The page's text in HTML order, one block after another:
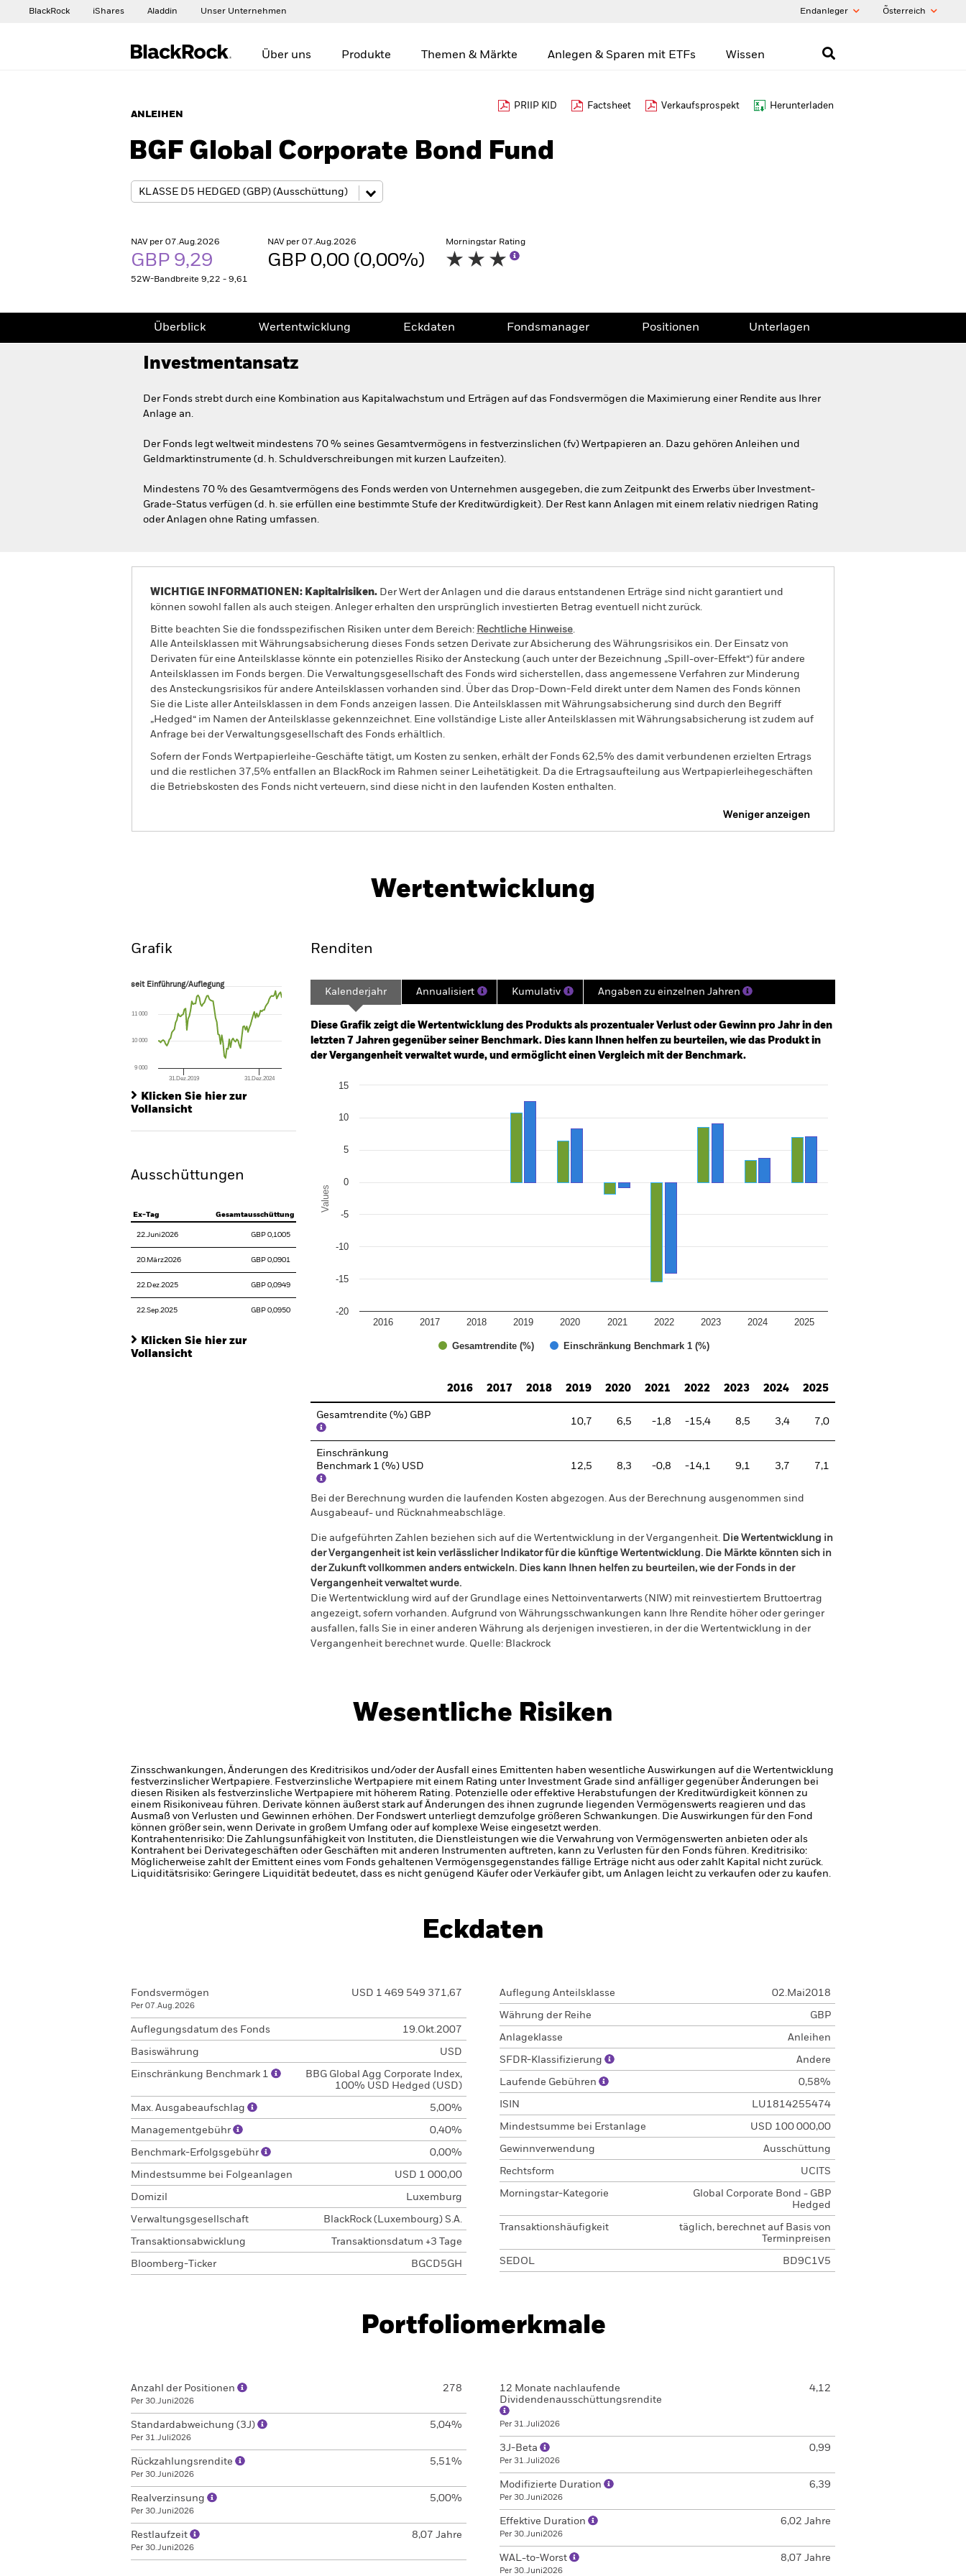
BlackRock iShares Aladdin Unser Unternehmen Endanleger Õsterreich
Über uns Produkte Themen & Märkte Anlegen & Sparen mit ETFs Wissen
ANLEIHEN
PRIIP KID Factsheet Verkaufsprospekt Herunterladen
BGF Global Corporate Bond Fund
NAV per 07.Aug.2026
GBP 9,29
52W-Bandbreite 9,22 - 9,61
NAV per 07.Aug.2026
GBP 0,00 (0,00%)
Morningstar Rating
Überblick Wertentwicklung Eckdaten Fondsmanager Positionen Unterlagen
Investmentansatz
Der Fonds strebt durch eine Kombination aus Kapitalwachstum und Erträgen auf das Fondsvermögen die Maximierung einer Rendite aus Ihrer
Anlage an.
Der Fonds legt weltweit mindestens 70 % seines Gesamtvermögens in festverzinslichen (fv) Wertpapieren an. Dazu gehören Anleihen und
Geldmarktinstrumente (d. h. Schuldverschreibungen mit kurzen Laufzeiten).
Mindestens 70 % des Gesamtvermögens des Fonds werden von Unternehmen ausgegeben, die zum Zeitpunkt des Erwerbs über Investment-
Grade-Status verfügen (d. h. sie erfüllen eine bestimmte Stufe der Kreditwürdigkeit). Der Rest kann Anlagen mit einem relativ niedrigen Rating
oder Anlagen ohne Rating umfassen.
WICHTIGE INFORMATIONEN: Kapitalrisiken. Der Wert der Anlagen und die daraus entstandenen Erträge sind nicht garantiert und
können sowohl fallen als auch steigen. Anleger erhalten den ursprünglich investierten Betrag eventuell nicht zurück.
Bitte beachten Sie die fondsspezifischen Risiken unter dem Bereich: Rechtliche Hinweise.
Alle Anteilsklassen mit Währungsabsicherung dieses Fonds setzen Derivate zur Absicherung des Währungsrisikos ein. Der Einsatz von
Derivaten für eine Anteilsklasse könnte ein potenzielles Risiko der Ansteckung (auch unter der Bezeichnung „Spill-over-Effekt“) für andere
Anteilsklassen im Fonds bergen. Die Verwaltungsgesellschaft des Fonds wird sicherstellen, dass angemessene Verfahren zur Minderung
des Ansteckungsrisikos für andere Anteilsklassen vorhanden sind. Über das Drop-Down-Feld direkt unter dem Namen des Fonds können
Sie die Liste aller Anteilsklassen in dem Fonds anzeigen lassen. Die Anteilsklassen mit Währungsabsicherung sind durch den Begriff
„Hedged“ im Namen der Anteilsklasse gekennzeichnet. Eine vollständige Liste aller Anteilsklassen mit Währungsabsicherung ist zudem auf
Anfrage bei der Verwaltungsgesellschaft des Fonds erhältlich.
Sofern der Fonds Wertpapierleihe-Geschäfte tätigt, um Kosten zu senken, erhält der Fonds 62,5% des damit verbundenen erzielten Ertrags
und die restlichen 37,5% entfallen an BlackRock im Rahmen seiner Leihetätigkeit. Da die Ertragsaufteilung aus Wertpapierleihegeschäften
die Betriebskosten des Fonds nicht verteuern, sind diese nicht in den laufenden Kosten enthalten.
Weniger anzeigen
Eckdaten Fondsmanager
Wertentwicklung
Grafik
seit Einführung/Auflegung
Line chart with 100 data points.
The chart has 1 X axis displaying Time. Range: 2018-04-01 00:00:00 to 2026-07-31 00:00:00.
The chart has 1 Y axis displaying values. Range: -10 to 20.
seit Einführung/Auflegung
31.Dez.2019 31.Dez.2024
9 000
10 000
11 000
Klicken Sie hier zur
Vollansicht
Ausschüttungen
Ex-Tag Gesamtausschüttung
22.Juni2026 GBP 0,1005
20.März2026 GBP 0,0901
22.Dez.2025 GBP 0,0949
22.Sep.2025 GBP 0,0950
Klicken Sie hier zur
Vollansicht
Renditen
Kalenderjahr Annualisiert Kumulativ Angaben zu einzelnen Jahren
Diese Grafik zeigt die Wertentwicklung des Produkts als prozentualer Verlust oder Gewinn pro Jahr in den
letzten 7 Jahren gegenüber seiner Benchmark. Dies kann Ihnen helfen zu beurteilen, wie das Produkt in
der Vergangenheit verwaltet wurde, und ermöglicht einen Vergleich mit der Benchmark.
Bar chart with 2 data series.
The chart has 1 Y axis displaying Values. Range: -20 to 15.
Values
Gesamtrendite (%) Einschränkung Benchmark 1 (%)
2016 2017 2018 2019 2020 2021 2022 2023 2024 2025
-20
-15
-10
-5
0
5
10
15
2016
2017 2018 2019 2020 2021 2022 2023 2024 2025
Gesamtrendite (%) GBP
10,7 6,5 -1,8 -15,4 8,5 3,4 7,0
Einschränkung
Benchmark 1 (%) USD
12,5 8,3 -0,8 -14,1 9,1 3,7 7,1
Bei der Berechnung wurden die laufenden Kosten abgezogen. Aus der Berechnung ausgenommen sind
Ausgabeauf- und Rücknahmeabschläge.
Die aufgeführten Zahlen beziehen sich auf die Wertentwicklung in der Vergangenheit. Die Wertentwicklung in
der Vergangenheit ist kein verlässlicher Indikator für die künftige Wertentwicklung. Die Märkte könnten sich in
der Zukunft vollkommen anders entwickeln. Dies kann Ihnen helfen zu beurteilen, wie der Fonds in der
Vergangenheit verwaltet wurde.
Die Wertentwicklung wird auf der Grundlage eines Nettoinventarwerts (NIW) mit reinvestiertem Bruttoertrag
angezeigt, sofern vorhanden. Aufgrund von Währungsschwankungen kann Ihre Rendite höher oder geringer
ausfallen, falls Sie in einer anderen Währung als derjenigen investieren, in der die Wertentwicklung in der
Vergangenheit berechnet wurde. Quelle: Blackrock
Wesentliche Risiken
Zinsschwankungen, Änderungen des Kreditrisikos und/oder der Ausfall eines Emittenten haben wesentliche Auswirkungen auf die Wertentwicklung
festverzinslicher Wertpapiere. Festverzinsliche Wertpapiere mit einem Rating unter Investment Grade sind anfälliger gegenüber Änderungen bei
diesen Risiken als festverzinsliche Wertpapiere mit höherem Rating. Potenzielle oder effektive Herabstufungen der Kreditwürdigkeit können zu
einem Risikoniveau führen. Derivate können äußerst stark auf Änderungen des ihnen zugrunde liegenden Vermögenswerts reagieren und das
Ausmaß von Verlusten und Gewinnen erhöhen. Der Fondswert unterliegt demzufolge größeren Schwankungen. Die Auswirkungen für den Fond
können größer sein, wenn Derivate in großem Umfang oder auf komplexe Weise eingesetzt werden.
Kontrahentenrisiko: Die Zahlungsunfähigkeit von Instituten, die Dienstleistungen wie die Verwahrung von Vermögenswerten anbieten oder als
Kontrahent bei Derivategeschäften oder Geschäften mit anderen Instrumenten auftreten, kann zu Verlusten für den Fonds führen. Kreditrisiko:
Möglicherweise zahlt der Emittent eines vom Fonds gehaltenen Vermögensgegenstandes fällige Erträge nicht aus oder zahlt Kapital nicht zurück.
Liquiditätsrisiko: Geringere Liquidität bedeutet, dass es nicht genügend Käufer oder Verkäufer gibt, um Anlagen leicht zu verkaufen oder zu kaufen.
Eckdaten
Fondsvermögen
Per 07.Aug.2026
USD 1 469 549 371,67
Auflegungsdatum des Fonds 19.Okt.2007
Basiswährung USD
Einschränkung Benchmark 1
BBG Global Agg Corporate Index,
100% USD Hedged (USD)
Max. Ausgabeaufschlag 5,00%
Managementgebühr 0,40%
Benchmark-Erfolgsgebühr 0,00%
Mindestsumme bei Folgeanlagen USD 1 000,00
Domizil Luxemburg
Verwaltungsgesellschaft BlackRock (Luxembourg) S.A.
Transaktionsabwicklung Transaktionsdatum +3 Tage
Bloomberg-Ticker BGCD5GH
Auflegung Anteilsklasse 02.Mai2018
Währung der Reihe GBP
Anlageklasse Anleihen
SFDR-Klassifizierung Andere
Laufende Gebühren 0,58%
ISIN LU1814255474
Mindestsumme bei Erstanlage USD 100 000,00
Gewinnverwendung Ausschüttung
Rechtsform UCITS
Morningstar-Kategorie
Global Corporate Bond - GBP
Hedged
Transaktionshäufigkeit
täglich, berechnet auf Basis von
Terminpreisen
SEDOL BD9C1V5
Portfoliomerkmale
Anzahl der Positionen
Per 30.Juni2026
278
Standardabweichung (3J)
Per 31.Juli2026
5,04%
Rückzahlungsrendite
Per 30.Juni2026
5,51%
Realverzinsung
Per 30.Juni2026
5,00%
Restlaufzeit
Per 30.Juni2026
8,07 Jahre
12 Monate nachlaufende
Dividendenausschüttungsrendite
Per 31.Juli2026
4,12
3J-Beta
Per 31.Juli2026
0,99
Modifizierte Duration
Per 30.Juni2026
6,39
Effektive Duration
Per 30.Juni2026
6,02 Jahre
WAL-to-Worst
Per 30.Juni2026
8,07 Jahre